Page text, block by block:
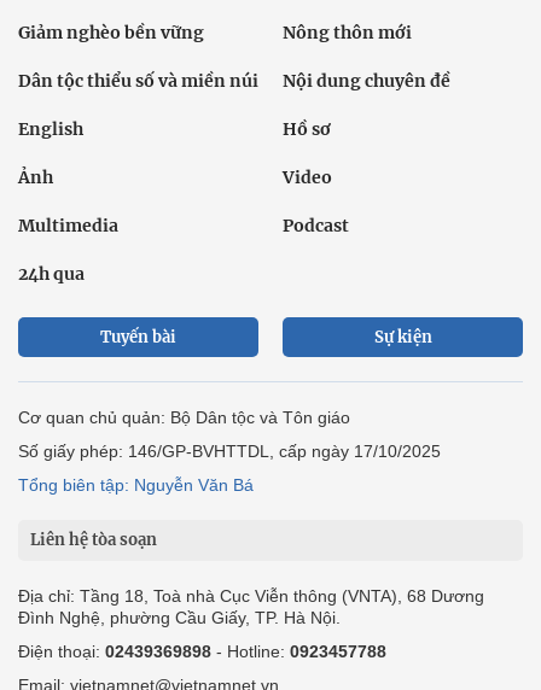
Giảm nghèo bền vững Nông thôn mới
Dân tộc thiểu số và miền núi Nội dung chuyên đề
English Hồ sơ
Ảnh Video
Multimedia Podcast
24h qua
Tuyến bài Sự kiện
Cơ quan chủ quản: Bộ Dân tộc và Tôn giáo
Số giấy phép: 146/GP-BVHTTDL, cấp ngày 17/10/2025
Tổng biên tập: Nguyễn Văn Bá
Liên hệ tòa soạn
Địa chỉ: Tầng 18, Toà nhà Cục Viễn thông (VNTA), 68 Dương
Đình Nghệ, phường Cầu Giấy, TP. Hà Nội.
Điện thoại: 02439369898 - Hotline: 0923457788
Email: vietnamnet@vietnamnet.vn